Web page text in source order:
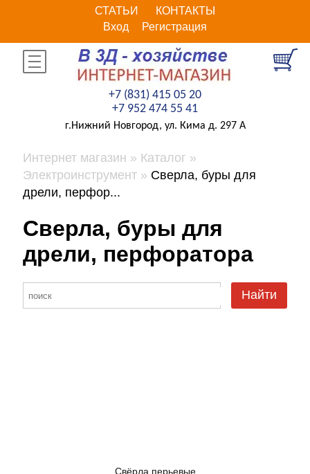
СТАТЬИ
КОНТАКТЫ
Вход
Регистрация
+7 (831) 415 05 20
+7 952 474 55 41
г.Нижний Новгород, ул. Кима д. 297 А
Интернет магазин
Каталог
Электроинструмент
Сверла, буры для
дрели, перфор...
Сверла, буры для
дрели, перфоратора
Найти
Свёрла перьевые